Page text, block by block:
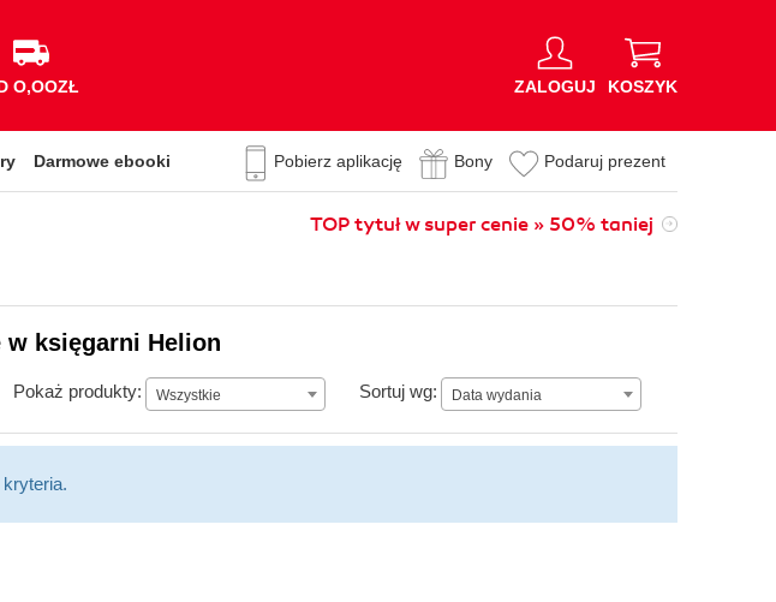
O,OOZŁ ZALOGUJ KOSZYK
Darmowe ebooki Pobierz aplikację Bony Podaruj prezent
TOP tytuł w super cenie » 50% taniej
w księgarni Helion
Pokaż produkty: Wszystkie Sortuj wg: Data wydania
Data wydania